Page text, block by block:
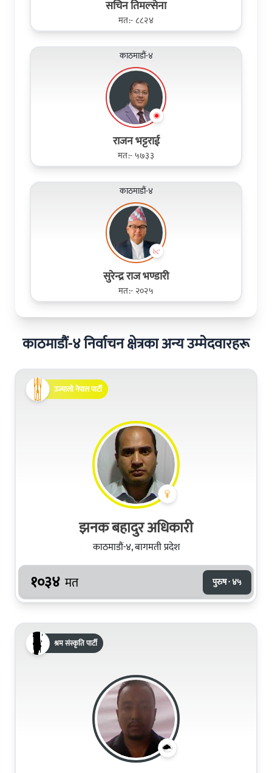
सचिन तिमल्सेना
मत:- ८८२४
काठमाडौं-४
राजन भट्टराई
मत:- ५७३३
काठमाडौं-४
सुरेन्द्र राज भण्डारी
मत:- २०२५
काठमाडौं-४ निर्वाचन क्षेत्रका अन्य उम्मेदवारहरू
उज्यालो नेपाल पार्टी
झनक बहादुर अधिकारी
काठमाडौं-४, बागमती प्रदेश
१०३४ मत पुरुष · ४५
श्रम संस्कृति पार्टी